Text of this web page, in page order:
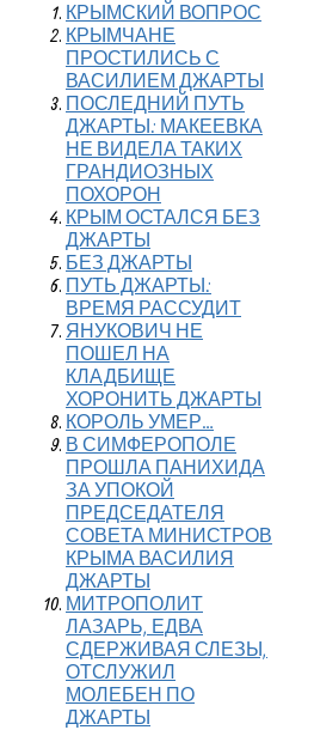
КРЫМСКИЙ ВОПРОС
КРЫМЧАНЕ
ПРОСТИЛИСЬ С
ВАСИЛИЕМ ДЖАРТЫ
ПОСЛЕДНИЙ ПУТЬ
ДЖАРТЫ: МАКЕЕВКА
НЕ ВИДЕЛА ТАКИХ
ГРАНДИОЗНЫХ
ПОХОРОН
КРЫМ ОСТАЛСЯ БЕЗ
ДЖАРТЫ
БЕЗ ДЖАРТЫ
ПУТЬ ДЖАРТЫ:
ВРЕМЯ РАССУДИТ
ЯНУКОВИЧ НЕ
ПОШЕЛ НА
КЛАДБИЩЕ
ХОРОНИТЬ ДЖАРТЫ
КОРОЛЬ УМЕР…
В СИМФЕРОПОЛЕ
ПРОШЛА ПАНИХИДА
ЗА УПОКОЙ
ПРЕДСЕДАТЕЛЯ
СОВЕТА МИНИСТРОВ
КРЫМА ВАСИЛИЯ
ДЖАРТЫ
МИТРОПОЛИТ
ЛАЗАРЬ, ЕДВА
СДЕРЖИВАЯ СЛЕЗЫ,
ОТСЛУЖИЛ
МОЛЕБЕН ПО
ДЖАРТЫ